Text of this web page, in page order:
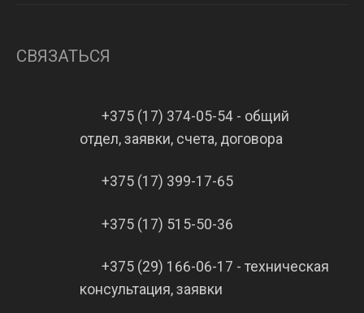
СВЯЗАТЬСЯ
+375 (17) 374-05-54 - общий
отдел, заявки, счета, договора
+375 (17) 399-17-65
+375 (17) 515-50-36
+375 (29) 166-06-17 - техническая
консультация, заявки